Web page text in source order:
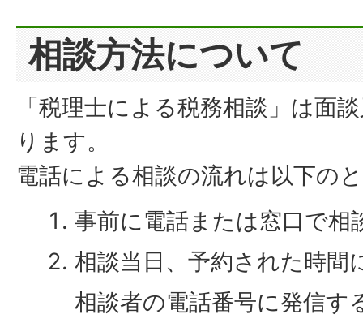
相談方法について
「税理士による税務相談」は面
ります。
電話による相談の流れは以下の
事前に電話または窓口で相
相談当日、予約された時間
相談者の電話番号に発信す